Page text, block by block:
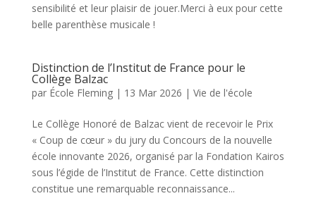
sensibilité et leur plaisir de jouer.Merci à eux pour cette
belle parenthèse musicale !
Distinction de l’Institut de France pour le
Collège Balzac
par École Fleming| 13 Mar 2026 | Vie de l'école
Le Collège Honoré de Balzac vient de recevoir le Prix
« Coup de cœur » du jury du Concours de la nouvelle
école innovante 2026, organisé par la Fondation Kairos
sous l’égide de l’Institut de France. Cette distinction
constitue une remarquable reconnaissance...